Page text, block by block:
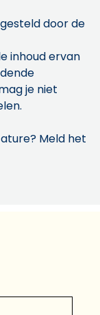
door de
inhoud ervan
je niet
Meld het